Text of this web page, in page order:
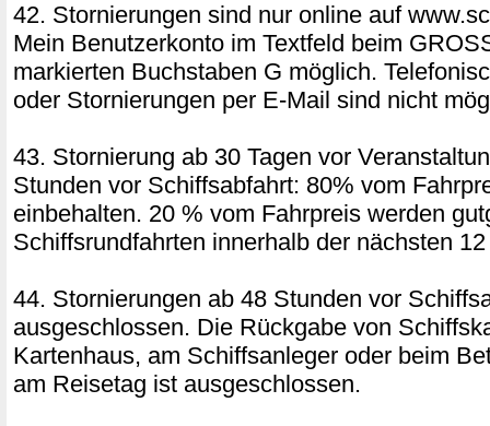
42. Stornierungen sind nur online auf
Mein Benutzerkonto im Textfeld beim
markierten Buchstaben G möglich.
oder Stornierungen per E-Mail sind nicht
43. Stornierung ab 30 Tagen vor
Stunden vor Schiffsabfahrt: 80% vom
einbehalten. 20 % vom Fahrpreis werden
Schiffsrundfahrten innerhalb der nächsten
44. Stornierungen ab 48 Stunden vor
ausgeschlossen. Die Rückgabe von
Kartenhaus, am Schiffsanleger oder beim
am Reisetag ist ausgeschlossen.